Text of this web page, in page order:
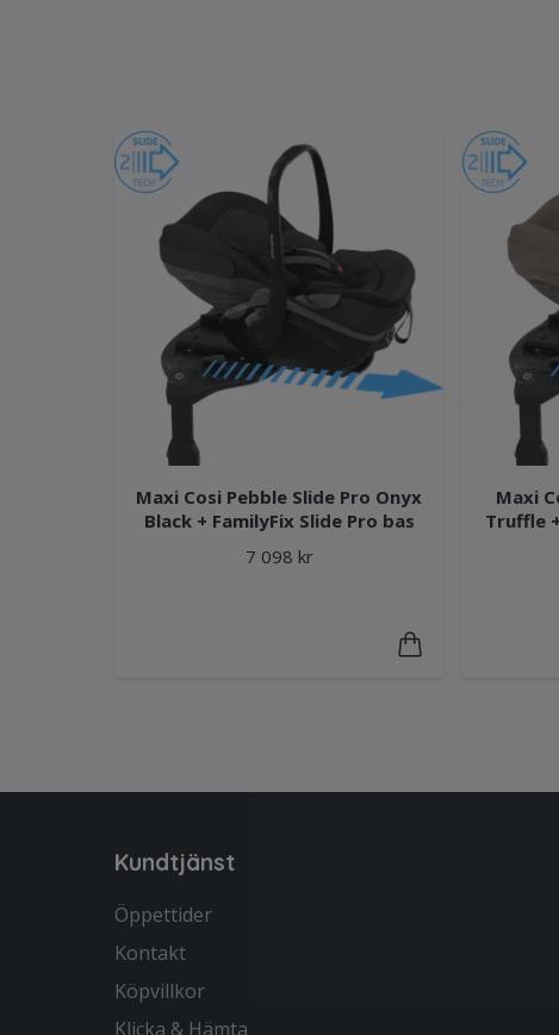
Maxi Cosi Pebble Slide Pro Onyx
Black + FamilyFix Slide Pro bas
7 098 kr
Maxi
Truffle
Kundtjänst
Öppettider
Kontakt
Köpvillkor
Klicka & Hämta